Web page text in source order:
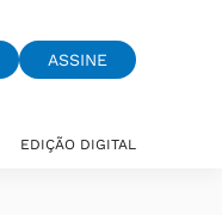
ASSINE
EDIÇÃO DIGITAL